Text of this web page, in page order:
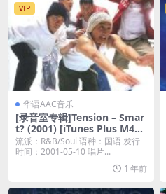
VIP
华语AAC音乐
[录音室专辑]Tension – Smar
t? (2001) [iTunes Plus M4A]
自购
流派：R&B/Soul 语种：国语 发行
时间：2001-05-10 唱片...
1 年前